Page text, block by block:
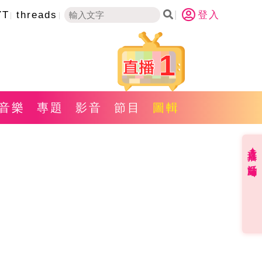
threads 登入
1
樂 專題 影音 節目 圖輯
直播✦活動